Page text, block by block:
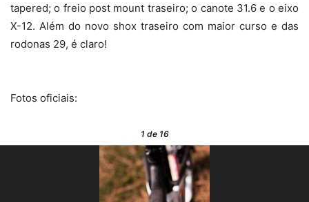
tapered; o freio post mount traseiro; o canote 31.6 e o eixo
X-12. Além do novo shox traseiro com maior curso e das
rodonas 29, é claro!
Fotos oficiais:
1de 16